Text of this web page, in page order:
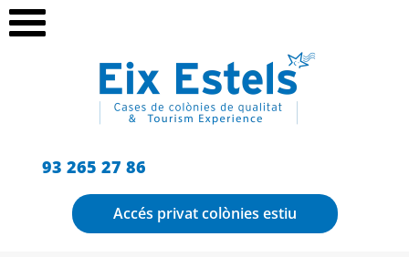
93 265 27 86
Accés privat colònies estiu